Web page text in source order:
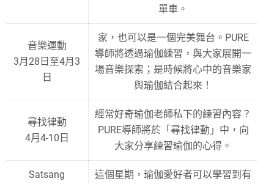
單車。
音樂運動
3月28日至4月3
日
家，也可以是一個完美舞台。PURE
導師將透過瑜伽練習，與大家展開一
場音樂探索；是時候將心中的音樂家
與瑜伽結合起來！
尋找律動
4月4-10日
經常好奇瑜伽老師私下的練習內容？
PURE導師將於「尋找律動」中，向
大家分享練習瑜伽的心得。
Satsang
這個星期，瑜伽愛好者可以學習到有